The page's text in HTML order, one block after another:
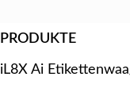
PRODUKTE
iL8X Ai